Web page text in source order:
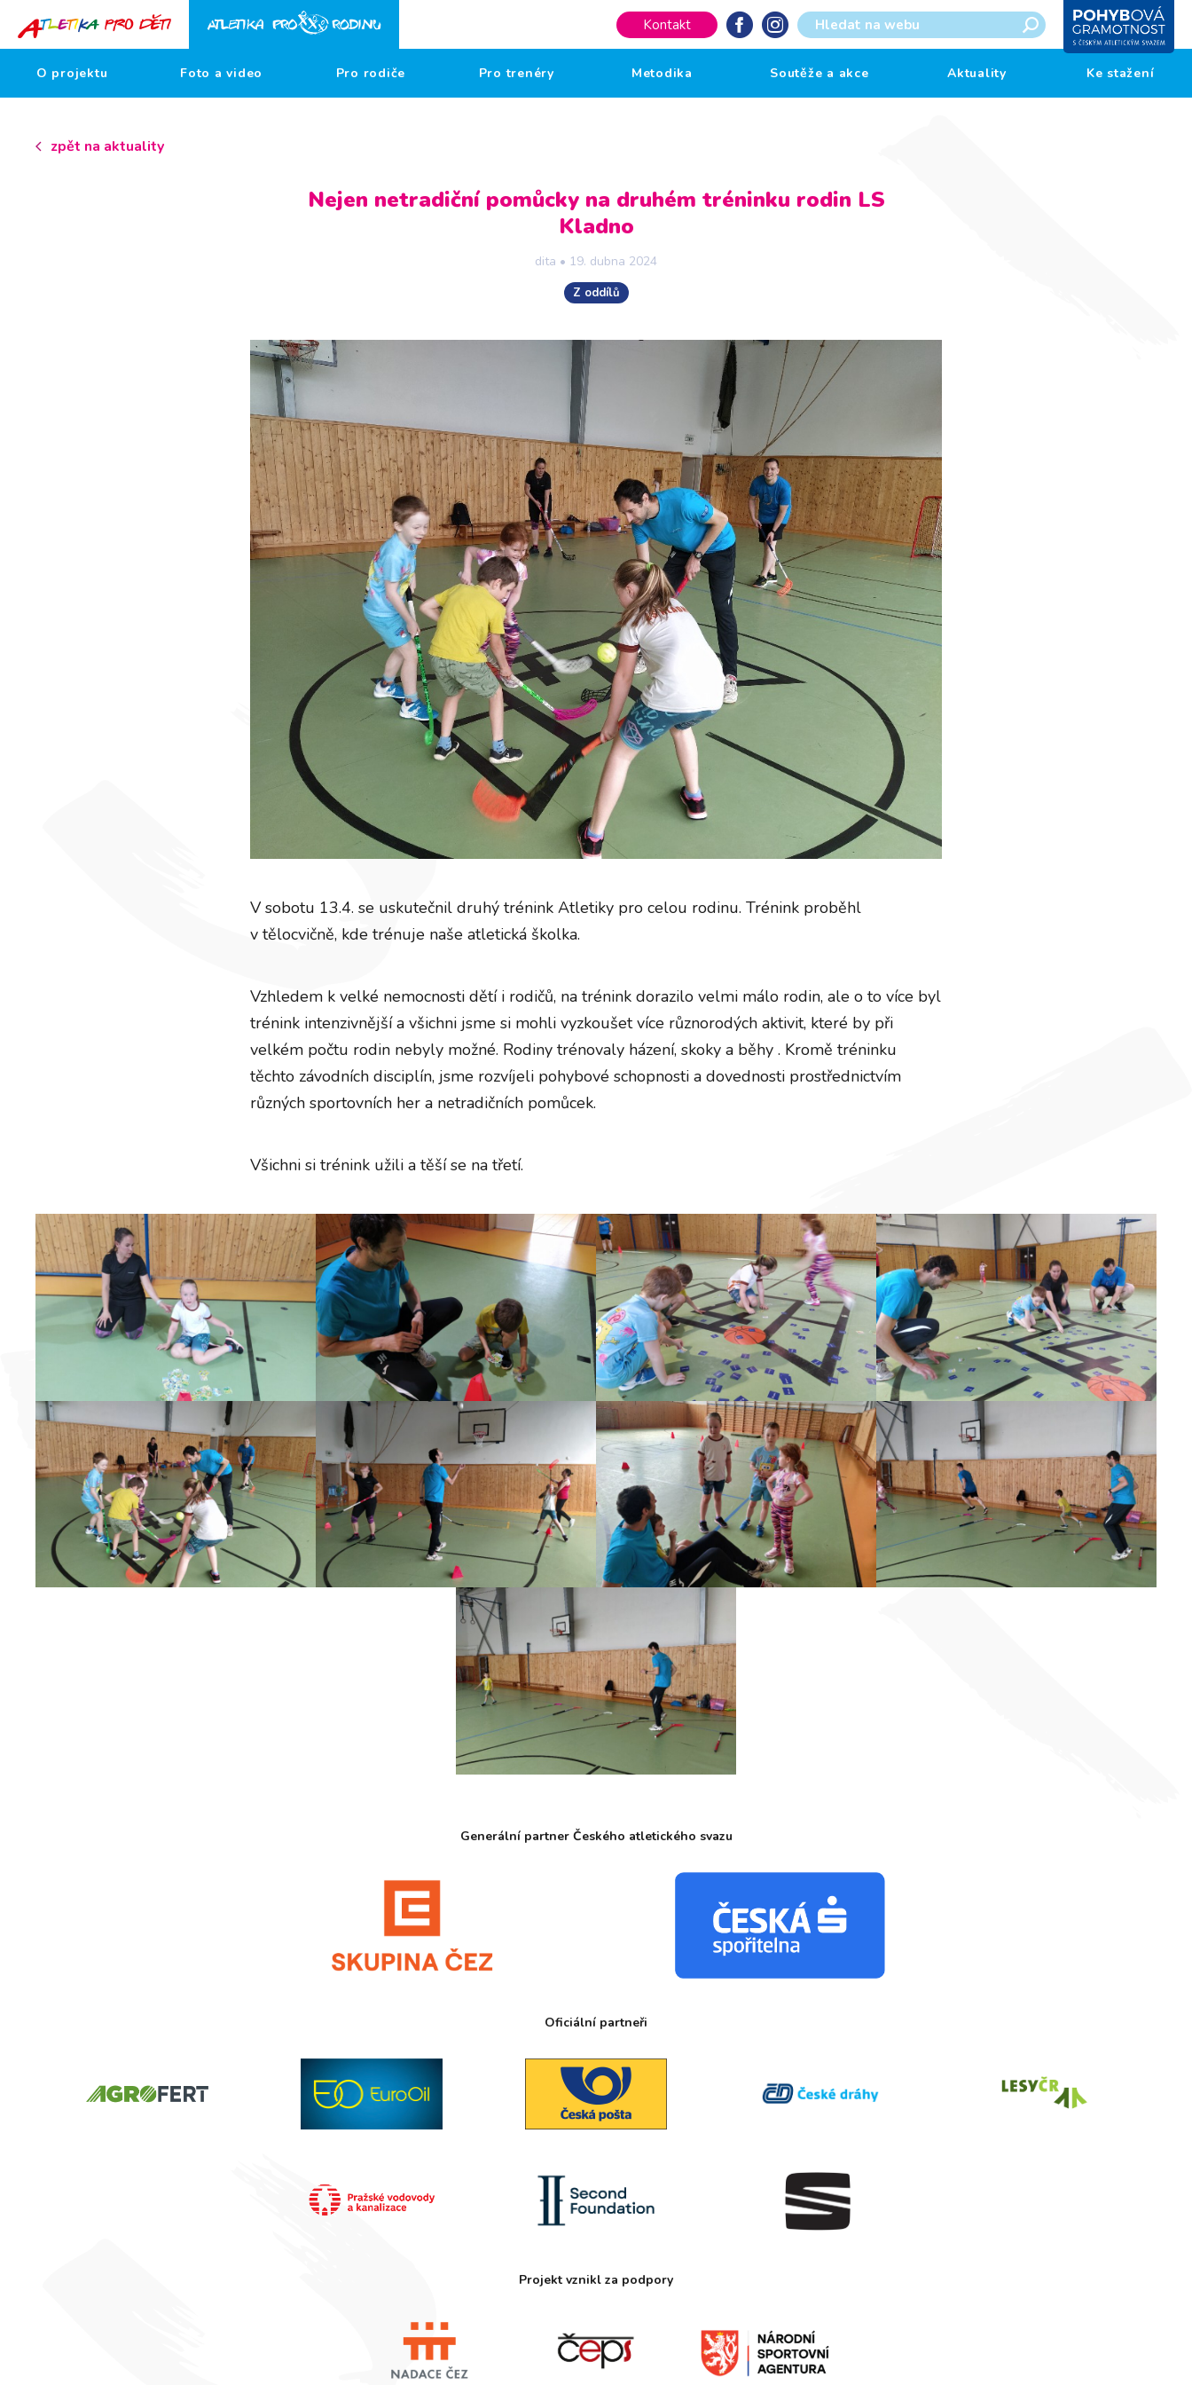
Kontakt
O projektu Foto a video Pro rodiče Pro trenéry Metodika Soutěže a akce Aktuality Ke stažení
zpět na aktuality
Nejen netradiční pomůcky na druhém tréninku rodin LS
Kladno
dita • 19. dubna 2024
Z oddílů
V sobotu 13.4. se uskutečnil druhý trénink Atletiky pro celou rodinu. Trénink proběhl
v tělocvičně, kde trénuje naše atletická školka.
Vzhledem k velké nemocnosti dětí i rodičů, na trénink dorazilo velmi málo rodin, ale o to více byl
trénink intenzivnější a všichni jsme si mohli vyzkoušet více různorodých aktivit, které by při
velkém počtu rodin nebyly možné. Rodiny trénovaly házení, skoky a běhy . Kromě tréninku
těchto závodních disciplín, jsme rozvíjeli pohybové schopnosti a dovednosti prostřednictvím
různých sportovních her a netradičních pomůcek.
Všichni si trénink užili a těší se na třetí.
Generální partner Českého atletického svazu
Oficiální partneři
Projekt vznikl za podpory